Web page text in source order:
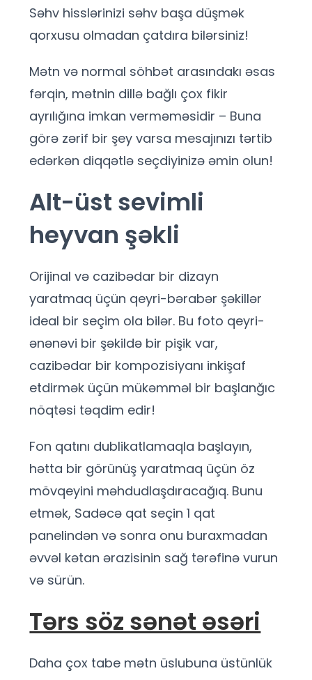
Səhv hisslərinizi səhv başa düşmək
qorxusu olmadan çatdıra bilərsiniz!
Mətn və normal söhbət arasındakı əsas
fərqin, mətnin dillə bağlı çox fikir
ayrılığına imkan verməməsidir – Buna
görə zərif bir şey varsa mesajınızı tərtib
edərkən diqqətlə seçdiyinizə əmin olun!
Alt-üst sevimli
heyvan şəkli
Orijinal və cazibədar bir dizayn
yaratmaq üçün qeyri-bərabər şəkillər
ideal bir seçim ola bilər. Bu foto qeyri-
ənənəvi bir şəkildə bir pişik var,
cazibədar bir kompozisiyanı inkişaf
etdirmək üçün mükəmməl bir başlanğıc
nöqtəsi təqdim edir!
Fon qatını dublikatlamaqla başlayın,
hətta bir görünüş yaratmaq üçün öz
mövqeyini məhdudlaşdıracağıq. Bunu
etmək, Sadəcə qat seçin 1 qat
panelindən və sonra onu buraxmadan
əvvəl kətan ərazisinin sağ tərəfinə vurun
və sürün.
Tərs söz sənət əsəri
Daha çox tabe mətn üslubuna üstünlük